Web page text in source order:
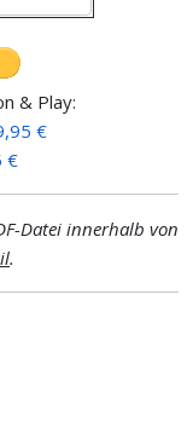
& Play:
€
€
Datei innerhalb von
.